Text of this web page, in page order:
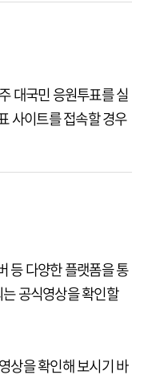
대국민 응원투표를 실
사이트를 접속할 경우
등 다양한 플랫폼을 통
공식영상을 확인할
상을 확인해 보시기 바